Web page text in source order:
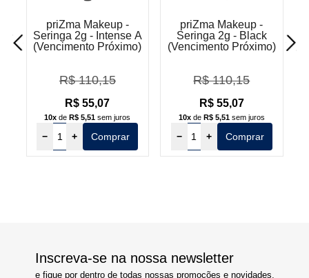
priZma Makeup -
Seringa 2g - Intense A
(Vencimento Próximo)
R$ 110,15
R$ 55,07
10x deR$ 5,51 sem juros
− + Comprar
priZma Makeup -
Seringa 2g - Black
(Vencimento Próximo)
R$ 110,15
R$ 55,07
10xde R$ 5,51sem juros
− + Comprar
Inscreva-se na nossa newsletter
e fique por dentro de todas nossas promoções e novidades.